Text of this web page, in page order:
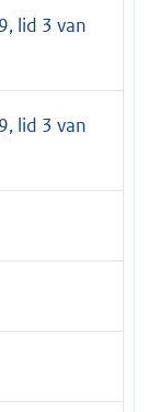
lid 3 van
lid 3 van